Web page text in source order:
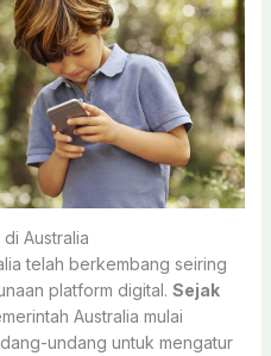
Australia
telah berkembang seiring
platform digital. Sejak
Australia mulai
undang untuk mengatur